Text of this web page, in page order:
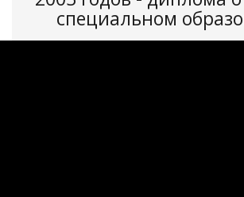
специальном